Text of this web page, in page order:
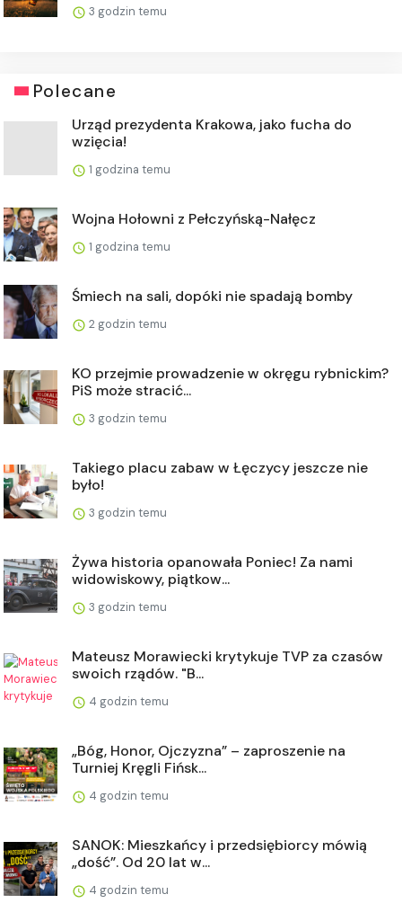
3 godzin temu
Polecane
Urząd prezydenta Krakowa, jako fucha do
wzięcia!
1 godzina temu
Wojna Hołowni z Pełczyńską-Nałęcz
1 godzina temu
Śmiech na sali, dopóki nie spadają bomby
2 godzin temu
KO przejmie prowadzenie w okręgu rybnickim?
PiS może stracić...
3 godzin temu
Takiego placu zabaw w Łęczycy jeszcze nie
było!
3 godzin temu
Żywa historia opanowała Poniec! Za nami
widowiskowy, piątkow...
3 godzin temu
Mateusz Morawiecki krytykuje TVP za czasów
swoich rządów. "B...
4 godzin temu
„Bóg, Honor, Ojczyzna” – zaproszenie na
Turniej Kręgli Fińsk...
4 godzin temu
SANOK: Mieszkańcy i przedsiębiorcy mówią
„dość”. Od 20 lat w...
4 godzin temu